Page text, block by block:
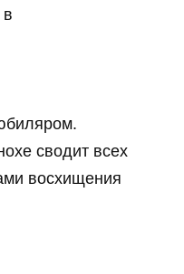
сводит всех
восхищения